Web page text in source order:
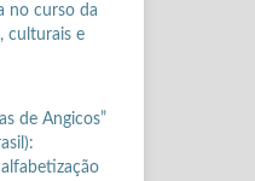
no curso da
culturais e
de Angicos”